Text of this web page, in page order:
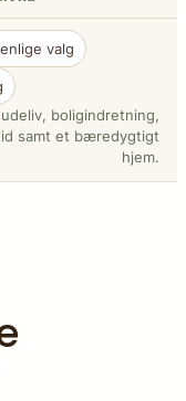
valg
boligindretning,
samt et bæredygtigt
hjem.